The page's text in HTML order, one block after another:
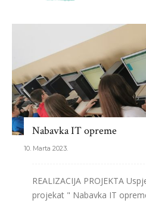
Nabavka IT opreme
10. Marta 2023.
REALIZACIJA PROJEKTA
projekat " Nabavka IT